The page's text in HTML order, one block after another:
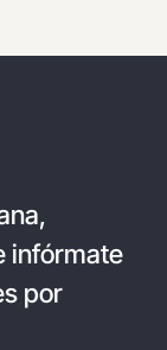
infórmate
por